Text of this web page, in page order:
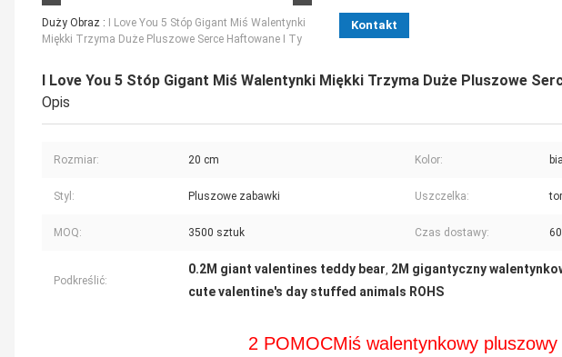
Duży Obraz :
I Love You 5 Stóp Gigant Miś Walentynki
Miękki Trzyma Duże Pluszowe Serce Haftowane I Ty
Kontakt
I Love You 5 Stóp Gigant Miś Walentynki Miękki Trzyma Duże Pluszowe
Opis
Rozmiar: 20 cm Kolor:
Styl: Pluszowe zabawki Uszczelka:
MOQ: 3500 sztuk Czas dostawy:
Podkreślić:
0.2M giant valentines teddy bear, 2M gigantyczny
cute valentine's day stuffed animals ROHS
2 POMOCMiś walentynkowy pluszowy